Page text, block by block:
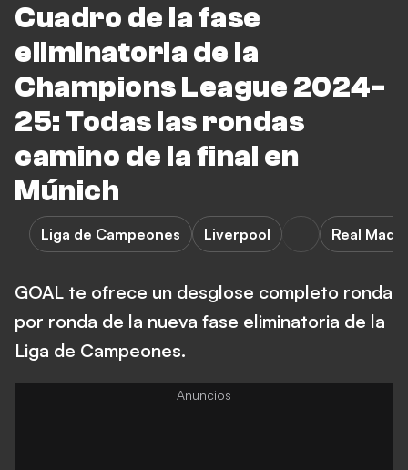
Cuadro de la fase
eliminatoria de la
Champions League 2024-
25: Todas las rondas
camino de la final en
Múnich
Liga de Campeones Liverpool Real
GOAL te ofrece un desglose completo ronda
por ronda de la nueva fase eliminatoria de la
Liga de Campeones.